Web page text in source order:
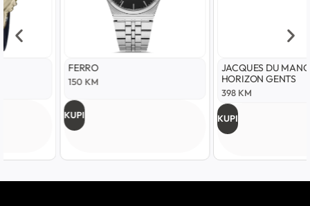
JACQUES DU MANOIR
HORIZON GENTS